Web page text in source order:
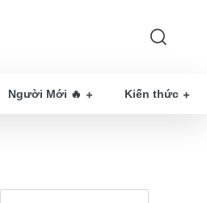
Người Mới 🔥 Kiến thức